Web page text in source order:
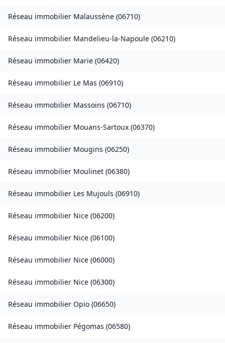
Réseau immobilier Malaussène (06710)
Réseau immobilier Mandelieu-la-Napoule (06210)
Réseau immobilier Marie (06420)
Réseau immobilier Le Mas (06910)
Réseau immobilier Massoins (06710)
Réseau immobilier Mouans-Sartoux (06370)
Réseau immobilier Mougins (06250)
Réseau immobilier Moulinet (06380)
Réseau immobilier Les Mujouls (06910)
Réseau immobilier Nice (06200)
Réseau immobilier Nice (06100)
Réseau immobilier Nice (06000)
Réseau immobilier Nice (06300)
Réseau immobilier Opio (06650)
Réseau immobilier Pégomas (06580)